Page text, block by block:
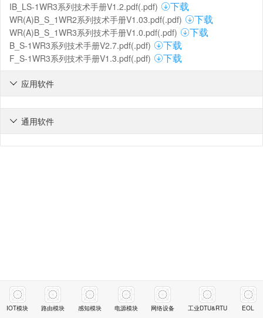
IB_LS-1WR3系列技术手册V1.2.pdf(.pdf) 下载
WR(A)B_S_1WR2系列技术手册V1.03.pdf(.pdf) 下载
WR(A)B_S_1WR3系列技术手册V1.0.pdf(.pdf) 下载
B_S-1WR3系列技术手册V2.7.pdf(.pdf) 下载
F_S-1WR3系列技术手册V1.3.pdf(.pdf) 下载
应用软件

通用软件

IOT模块 路由模块 感知模块 电源模块 网络设备 工业DTU&RTU EOL